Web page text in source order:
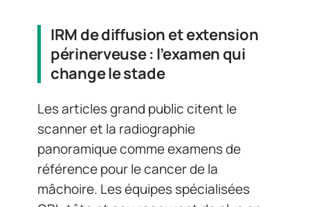
IRM de diffusion et extension
périnerveuse : l’examen qui
change le stade
Les articles grand public citent le
scanner et la radiographie
panoramique comme examens de
référence pour le cancer de la
mâchoire. Les équipes spécialisées